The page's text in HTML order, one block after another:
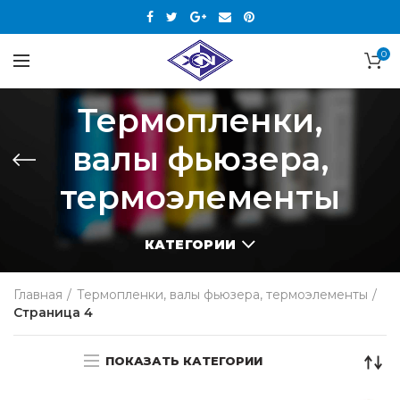
0
Термопленки,
валы фьюзера,
термоэлементы
КАТЕГОРИИ
Главная
Термопленки, валы фьюзера, термоэлементы
Страница 4
ПОКАЗАТЬ КАТЕГОРИИ